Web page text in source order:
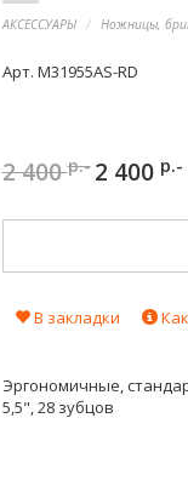
АКСЕССУАРЫ Ножницы,
Арт. M31955AS-RD
2 400р.- 2 400 р.-
В закладки
Эргономичные,
5,5", 28 зубцов